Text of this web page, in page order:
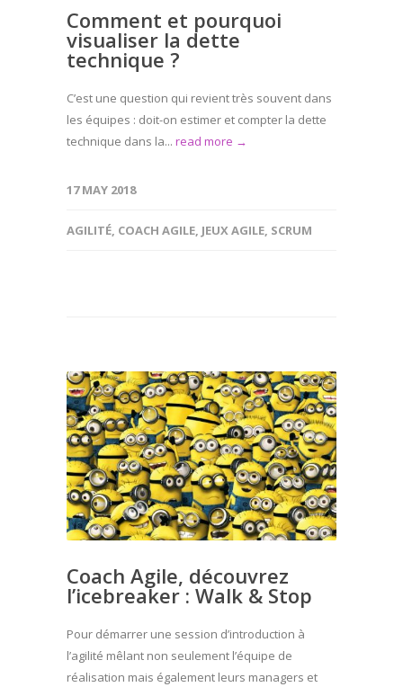
Comment et pourquoi
visualiser la dette
technique ?
C’est une question qui revient très souvent dans
les équipes : doit-on estimer et compter la dette
technique dans la... read more →
17 MAY 2018
AGILITÉ, COACH AGILE, JEUX AGILE, SCRUM
Coach Agile, découvrez
l’icebreaker : Walk & Stop
Pour démarrer une session d’introduction à
l’agilité mêlant non seulement l’équipe de
réalisation mais également leurs managers et